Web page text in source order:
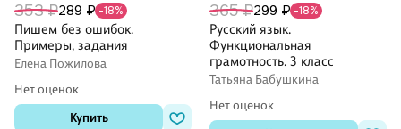
353 ₽289 ₽ -18%
Пишем без ошибок.
Примеры, задания
Елена Пожилова
Нет оценок
Купить
365 ₽299 ₽ -18%
Русский язык.
Функциональная
грамотность. 3 класс
Татьяна Бабушкина
Нет оценок